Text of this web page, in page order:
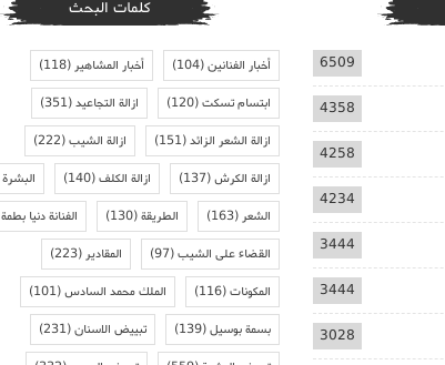
6509
4358
4258
4234
3444
3444
3028
كلمات البحث
أخبار الفنانين(104) أخبار المشاهير(118)
ابتسام تسكت(120) ازالة التجاعيد(351)
ازالة الشعر الزائد(151) ازالة الشيب(222)
ازالة الكرش(137) ازالة الكلف(140) البشرة
الشعر(163) الطريقة(130) الفنانة دنيا بطمة
القضاء على الشيب(97) المقادير(223)
المكونات(116) الملك محمد السادس(101)
بسمة بوسيل(139) تبييض الاسنان(231)